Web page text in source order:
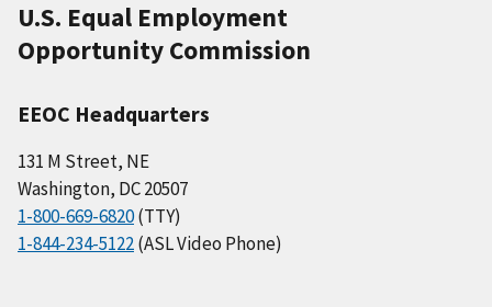
U.S. Equal Employment
Opportunity Commission
EEOC Headquarters
131 M Street, NE
Washington, DC 20507
1-800-669-6820(TTY)
1-844-234-5122(ASL Video Phone)